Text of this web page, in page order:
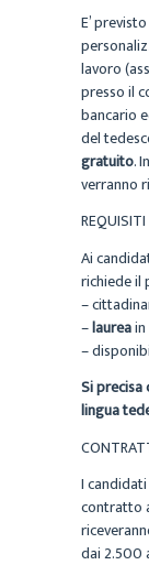
E’
lavoro
presso il
bancario
del
gratuito.
verranno
REQUISITI
Ai
richiede il
–
–laurea
–
Si precisa
lingua
I
contratto
dai 2.500